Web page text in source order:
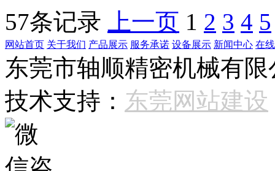
57条记录
上一页 1 2 3 4 5
网站首页 关于我们 产品展示 服务承诺 设备展示 新闻中心 在
东莞市轴顺精密机械有
技术支持： 东莞网站建设